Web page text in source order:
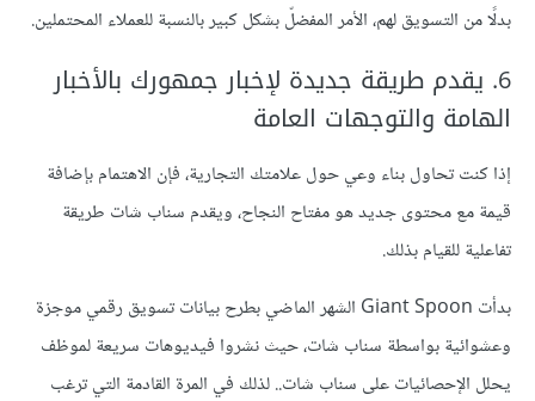
بدلًا من التسويق لهم، الأمر المفضلّ بشكل كبير بالنسبة للعملاء المحتملين.
6. يقدم طريقة جديدة لإخبار جمهورك بالأخبار
الهامة والتوجهات العامة
إذا كنت تحاول بناء وعي حول علامتك التجارية، فإن الاهتمام بإضافة
قيمة مع محتوى جديد هو مفتاح النجاح، ويقدم سناب شات طريقة
تفاعلية للقيام بذلك.
بدأت Giant Spoon الشهر الماضي بطرح بيانات تسويق رقمي موجزة
وعشوائية بواسطة سناب شات، حيث نشروا فيديوهات سريعة لموظف
يحلل الإحصائيات على سناب شات.. لذلك في المرة القادمة التي ترغب